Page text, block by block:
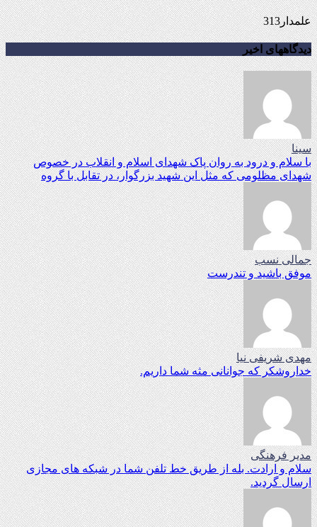
علمدار313
دیدگاههای اخیر
سینا
با سلام و درود به روان پاک شهدای اسلام و انقلاب در خصوص
شهدای مظلومی که مثل این شهید بزرگوار، در تقابل با گروه
جمالی نسب
موفق باشید و تندرست
مهدی شریفی نیا
خداروشکر که جوانانی مثه شما داریم.
مدیر فرهنگی
سلام و ارادت. بله از طریق خط تلفن شما در شبکه های مجازی
ارسال گردید.